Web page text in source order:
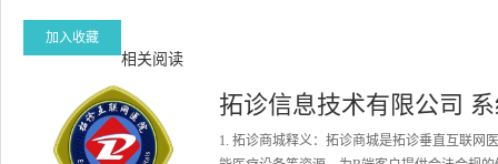
加入收藏
相关阅读
拓诊信息技术有限公司
1. 拓诊商城释义：拓诊商城是拓诊垂直互联网